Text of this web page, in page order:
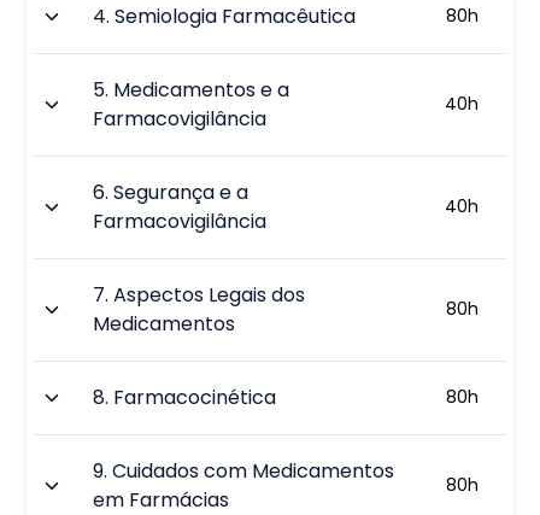
4.Semiologia Farmacêutica 80h
5. Medicamentos e a
Farmacovigilância
40h
6.Segurança e a
Farmacovigilância
40h
7.Aspectos Legais dos
Medicamentos
80h
8. Farmacocinética 80h
9.Cuidados com Medicamentos
em Farmácias
80h